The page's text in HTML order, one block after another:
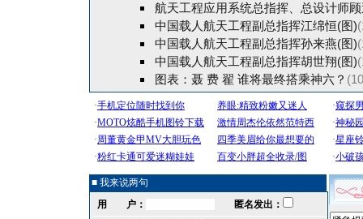
航天工程应用系统总指挥、总设计师
中国载人航天工程副总指挥江绵恒(图)
中国载人航天工程副总指挥孙来燕(图)
中国载人航天工程副总指挥胡世翔(图)
图表：聂 费 翟 谁将最终搭乘神六？
■ 我来说两句
用 户：
匿名发出：